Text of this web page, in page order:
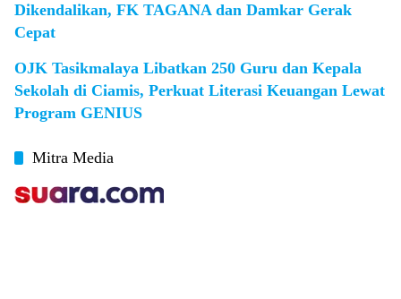
Dikendalikan, FK TAGANA dan Damkar Gerak
Cepat
OJK Tasikmalaya Libatkan 250 Guru dan Kepala
Sekolah di Ciamis, Perkuat Literasi Keuangan Lewat
Program GENIUS
Mitra Media